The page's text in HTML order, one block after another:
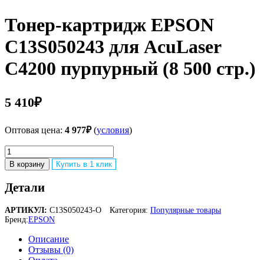
Тонер-картридж EPSON
C13S050243 для AcuLaser
C4200 пурпурный (8 500 стр.)
5 410₽
Оптовая цена: 4 977₽(условия)
Количество
товара
Тонер-
картридж
EPSON
для
AcuLaser
C4200
пурпурный
В корзину Купить в 1 клик
Детали
АРТИКУЛ: C13S050243-O Категория: Популярные товары
Бренд:EPSON
Описание
Отзывы (0)